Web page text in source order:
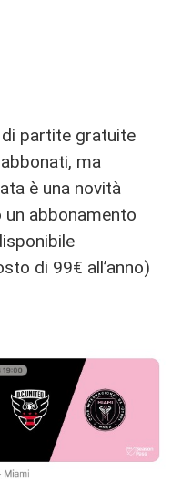
partite gratuite
ma
è una novità
un abbonamento
di 99€ all’anno)